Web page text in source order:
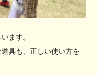
ます。
具も、正しい使い方を